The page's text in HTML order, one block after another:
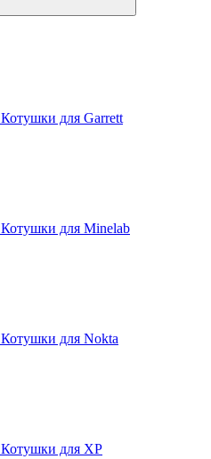
Котушки для Garrett
Котушки для Minelab
Котушки для Nokta
Котушки для ХР